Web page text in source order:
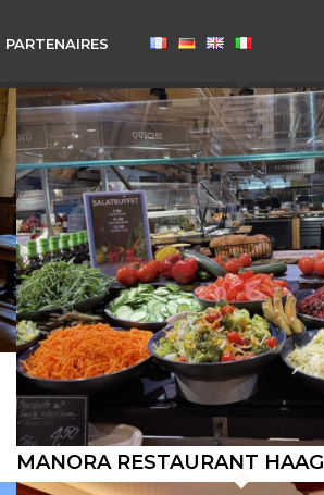
PARTENAIRES
MANORA RESTAURANT HAAG